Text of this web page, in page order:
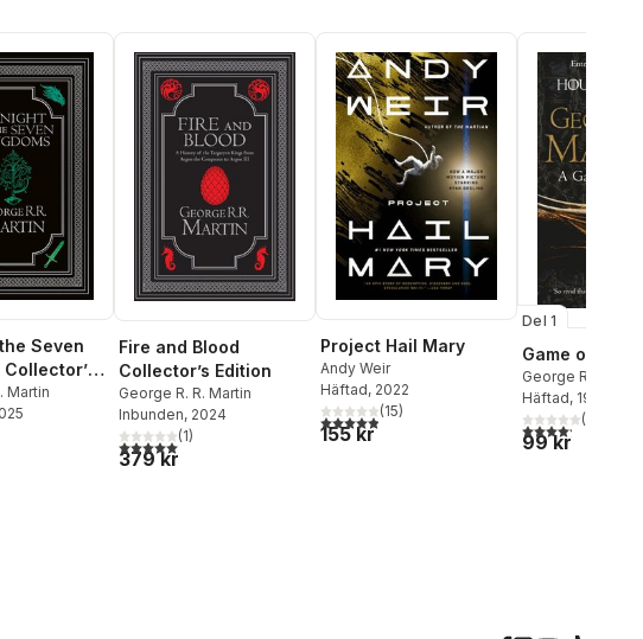
Seven
Martin
Totalt antal röster:
Fire and Blood
Collector’s Edition
George R. R. Martin
Inbunden, 2024
5,0utav 5 stjärnor. Totalt antal röster:
(1)
379 kr
Project Hail Mary
Andy Weir
Häftad, 2022
4,9utav 5 stjärnor. Totalt antal röster:
(15)
155 kr
Del 1
Game of
George R. R.
Häftad, 1997
4,2utav 5(
99 kr